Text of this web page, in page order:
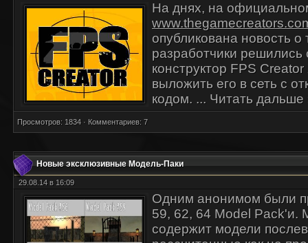
На днях, на
опубликована новость о
разработчики решились
конструктор FPS Creator
выложить его в сеть с
кодом. ... Читать дальше
Просмотров: 1834 · Комментариев: 7
Новые эксклюзивные Модель-Паки
29.08.14 в 16:09
Одним анонимом были
59, 62, 64 Model Pack'и.
содержит модели